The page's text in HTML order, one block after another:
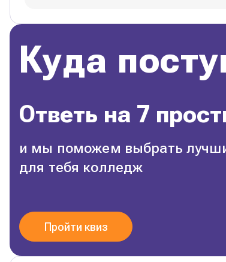
Куда
Ответь на 7
и мы поможем выбрать
для тебя колледж
Пройти квиз